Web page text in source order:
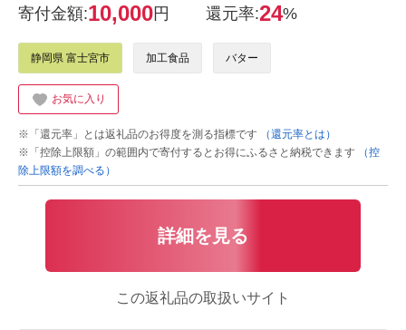
寄付金額:10,000円 還元率:24%
静岡県 富士宮市 加工食品 バター
お気に入り
※「還元率」とは返礼品のお得度を測る指標です
（還元率とは）
※「控除上限額」の範囲内で寄付するとお得にふるさと納税できます
（控
除上限額を調べる）
詳細を見る
この返礼品の取扱いサイト